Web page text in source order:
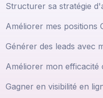
Structurer sa stratégie
Améliorer mes positions
Générer des leads avec
Améliorer mon efficacité
Gagner en visibilité en